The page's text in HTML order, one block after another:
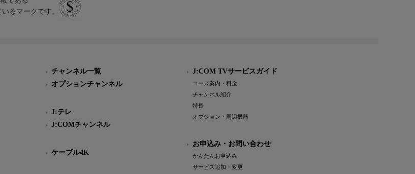
るマークです。
チャンネル一覧
オプションチャンネル
J:テレ
J:COMチャンネル
ケーブル4K
J:COM TVサービスガイド
コース案内・料金
チャンネル紹介
特長
オプション・周辺機器
お申込み・お問い合わせ
かんたんお申込み
サービス追加・変更